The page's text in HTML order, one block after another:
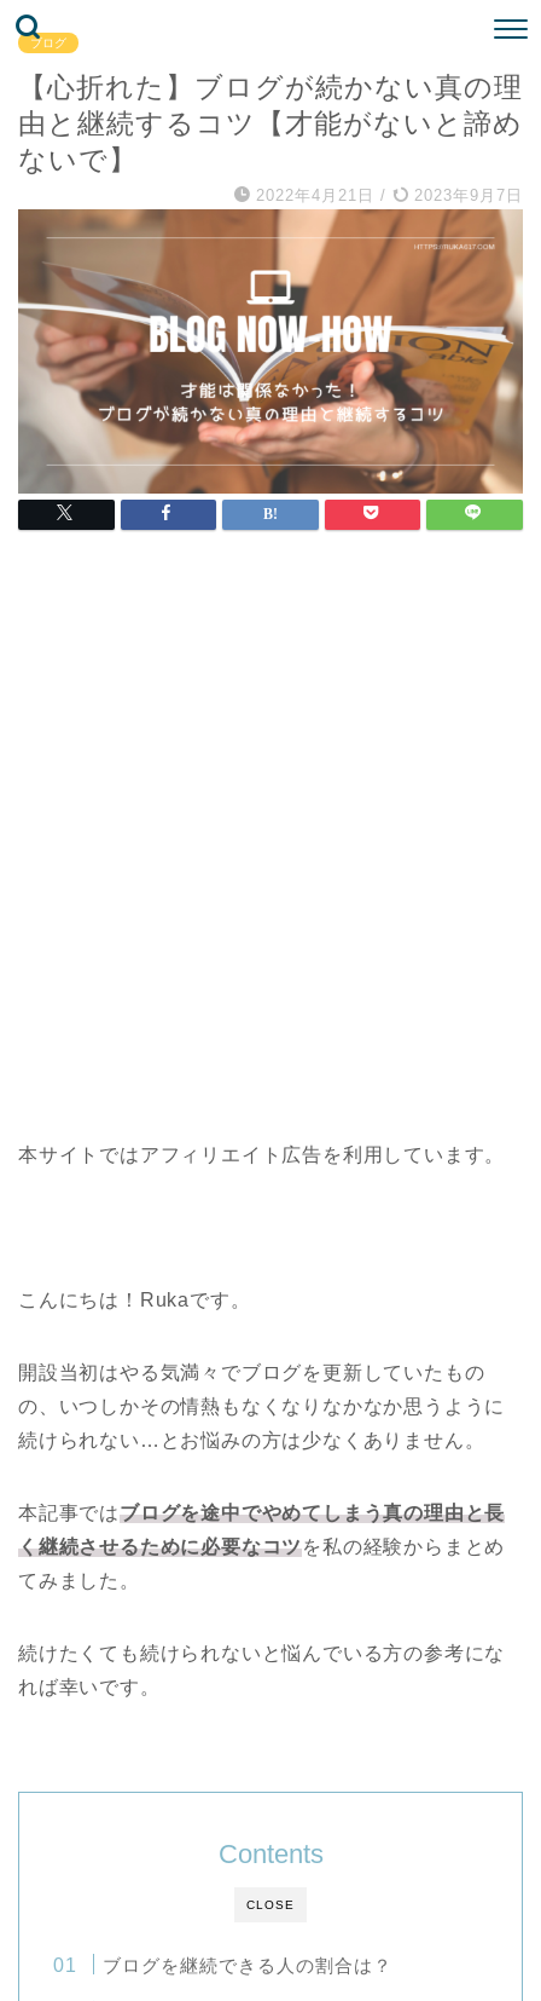
ブログ
【心折れた】ブログが続かない真の理
由と継続するコツ【才能がないと諦め
ないで】
2022年4月21日 / 2023年9月7日
本サイトではアフィリエイト広告を利用しています。
こんにちは！Rukaです。
開設当初はやる気満々でブログを更新していたもの
の、いつしかその情熱もなくなりなかなか思うように
続けられない…とお悩みの方は少なくありません。
本記事ではブログを途中でやめてしまう真の理由と長
く継続させるために必要なコツを私の経験からまとめ
てみました。
続けたくても続けられないと悩んでいる方の参考にな
れば幸いです。
CLOSE
Contents
ブログを継続できる人の割合は？